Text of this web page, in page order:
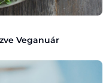
Veganuár